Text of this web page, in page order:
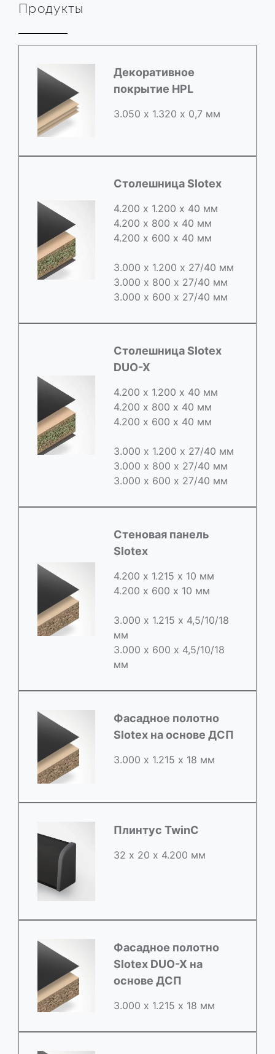
Продукты
Декоративное
покрытие HPL
3.050 х 1.320 х 0,7 мм
Столешница Slotex
4.200 х 1.200 х 40 мм
4.200 х 800 х 40 мм
4.200 х 600 х 40 мм
3.000 х 1.200 х 27/40 мм
3.000 х 800 х 27/40 мм
3.000 х 600 х 27/40 мм
Cтолешница Slotex
DUO-X
4.200 х 1.200 х 40 мм
4.200 х 800 х 40 мм
4.200 х 600 х 40 мм
3.000 х 1.200 х 27/40 мм
3.000 х 800 х 27/40 мм
3.000 х 600 х 27/40 мм
Стеновая панель
Slotex
4.200 х 1.215 х 10 мм
4.200 х 600 х 10 мм
3.000 х 1.215 х 4,5/10/18
мм
3.000 х 600 х 4,5/10/18
мм
Фасадное полотно
Slotex на основе ДСП
3.000 х 1.215 х 18 мм
Плинтус TwinC
32 х 20 х 4.200 мм
Фасадное полотно
Slotex DUO-X на
основе ДСП
3.000 х 1.215 х 18 мм